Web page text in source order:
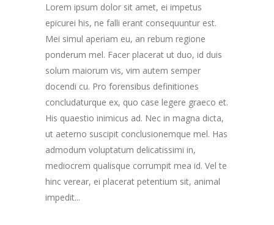
Lorem ipsum dolor sit amet, ei impetus
epicurei his, ne falli erant consequuntur est.
Mei simul aperiam eu, an rebum regione
ponderum mel. Facer placerat ut duo, id duis
solum maiorum vis, vim autem semper
docendi cu. Pro forensibus definitiones
concludaturque ex, quo case legere graeco et.
His quaestio inimicus ad. Nec in magna dicta,
ut aeterno suscipit conclusionemque mel. Has
admodum voluptatum delicatissimi in,
mediocrem qualisque corrumpit mea id. Vel te
hinc verear, ei placerat petentium sit, animal
impedit...